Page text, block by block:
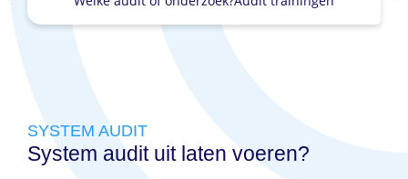
SYSTEM AUDIT
System audit uit laten voeren?